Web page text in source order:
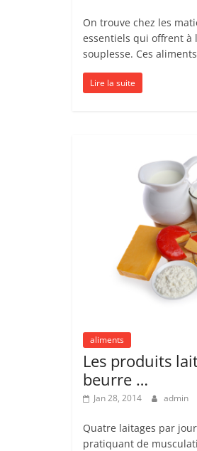
On trouve chez les
essentiels qui offrent à
souplesse. Ces aliments
Lire la suite
aliments
Les produits
beurre …
Jan 28, 2014 admin
Quatre laitages par
pratiquant de